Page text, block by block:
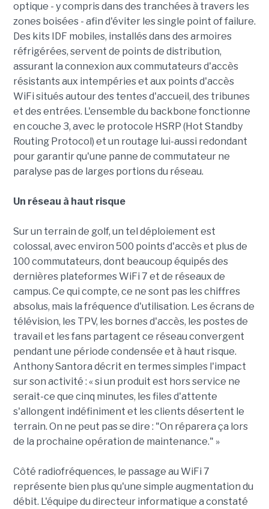
optique - y compris dans des tranchées à travers les
zones boisées - afin d'éviter les single point of failure.
Des kits IDF mobiles, installés dans des armoires
réfrigérées, servent de points de distribution,
assurant la connexion aux commutateurs d'accès
résistants aux intempéries et aux points d'accès
WiFi situés autour des tentes d'accueil, des tribunes
et des entrées. L'ensemble du backbone fonctionne
en couche 3, avec le protocole HSRP (Hot Standby
Routing Protocol) et un routage lui-aussi redondant
pour garantir qu'une panne de commutateur ne
paralyse pas de larges portions du réseau.
Un réseau à haut risque
Sur un terrain de golf, un tel déploiement est
colossal, avec environ 500 points d'accès et plus de
100 commutateurs, dont beaucoup équipés des
dernières plateformes WiFi 7 et de réseaux de
campus. Ce qui compte, ce ne sont pas les chiffres
absolus, mais la fréquence d'utilisation. Les écrans de
télévision, les TPV, les bornes d'accès, les postes de
travail et les fans partagent ce réseau convergent
pendant une période condensée et à haut risque.
Anthony Santora décrit en termes simples l'impact
sur son activité : « si un produit est hors service ne
serait-ce que cinq minutes, les files d'attente
s'allongent indéfiniment et les clients désertent le
terrain. On ne peut pas se dire : "On réparera ça lors
de la prochaine opération de maintenance." »
Côté radiofréquences, le passage au WiFi 7
représente bien plus qu'une simple augmentation du
débit. L'équipe du directeur informatique a constaté